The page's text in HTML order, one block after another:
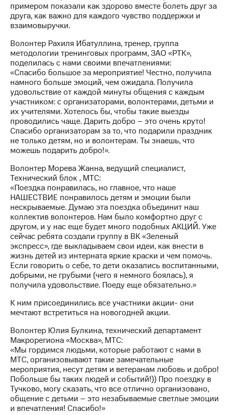
Акционерный
капитал
Контроль
аудит
Рынок
акций
Описание
Программа
приобретения
Порядок
выкупа
акций
Дивиденды
Рынок
Описание
Еврооблигации-2023
Уведомление
о
погашении
именных
облигаций
Другое
Регистратор
Реквизиты
Контакты
развитие
деловая этика
На главную
примером показали как здорово вместе болеть друг за
друга, как важно для каждого чувство поддержки и
взаимовыручки.
Волонтер Рахиля Ибатуллина, тренер, группа
методологии тренинговых программ, ЗАО «РТК»,
поделилась с нами своими впечатлениями:
«Спасибо большое за мероприятие! Честно, получила
намного больше эмоций, чем ожидала. Получила
удовольствие от каждой минуты общения с каждым
участником: с организаторами, волонтерами, детьми и
их учителями. Хотелось бы, чтобы такие выезды
проводились чаще. Дарить добро – это очень круто!
Спасибо организаторам за то, что подарили праздник
не только детям, но и волонтерам. Ты знаешь, что
можешь подарить добро!».
Волонтер Морева Жанна, ведущий специалист,
Технический блок , МТС:
«Поездка понравилась, но главное, что наше
НАШЕСТВИЕ понравилось детям и эмоции были
нескрываемые. Думаю эта поездка объединит наш
коллектив волонтеров. Нам было комфортно друг с
другом, и у нас еще будет много подобных АКЦИЙ. Уже
сейчас ребята создали группу в ВК «Зеленый
экспресс», где выкладываем свои идеи, как внести в
жизнь детей из интерната яркие краски и чем помочь.
Если говорить о себе, то дети оказались воспитанными,
добрыми, не грубыми (чего я немного боялась), я
получила удовольствие. Поеду еще обязательно.»
К ним присоединились все участники акции- они
мечтают встретиться на новогодней акции.
Волонтер Юлия Булкина, технический департамент
Макрорегиона «Москва», МТС:
«Мы гордимся людьми, которые работают с нами в
МТС, организовывают такие замечательные
мероприятия, несут детям и ветеранам любовь и добро!
Побольше бы таких людей и событий!)) Про поездку в
Тучково, могу сказать, что все отлично организовано,
общение с детьми – это незабываемые светлые эмоции
и впечатления! Спасибо!»